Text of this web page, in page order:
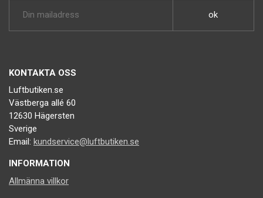
KONTAKTA OSS
Luftbutiken.se
Västberga allé 60
12630 Hägersten
Sverige
Email: kundservice@luftbutiken.se
INFORMATION
Allmänna villkor